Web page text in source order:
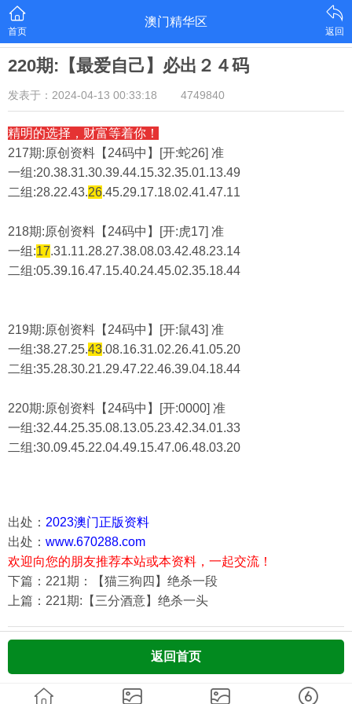
首页
澳门精华区
返回
220期:【最爱自己】必出２４码
发表于：2024-04-13 00:33:18 4749840
精明的选择，财富等着你！
217期:原创资料【24码中】[开:蛇26] 准
一组:20.38.31.30.39.44.15.32.35.01.13.49
二组:28.22.43.26.45.29.17.18.02.41.47.11
218期:原创资料【24码中】[开:虎17] 准
一组:17.31.11.28.27.38.08.03.42.48.23.14
二组:05.39.16.47.15.40.24.45.02.35.18.44
219期:原创资料【24码中】[开:鼠43] 准
一组:38.27.25.43.08.16.31.02.26.41.05.20
二组:35.28.30.21.29.47.22.46.39.04.18.44
220期:原创资料【24码中】[开:0000] 准
一组:32.44.25.35.08.13.05.23.42.34.01.33
二组:30.09.45.22.04.49.15.47.06.48.03.20
出处： 2023澳门正版资料
出处： www.670288.com
欢迎向您的朋友推荐本站或本资料，一起交流！
下篇：221期：【猫三狗四】绝杀一段
上篇：221期:【三分酒意】绝杀一头
返回首页